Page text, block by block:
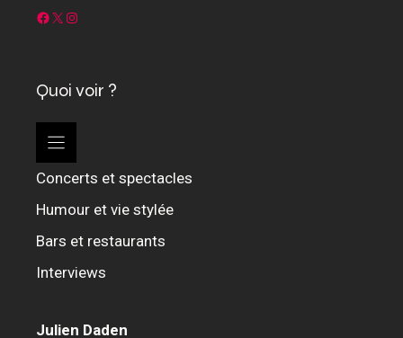
Facebook
X Instagram
Quoi voir ?
Concerts et spectacles
Humour et vie stylée
Bars et restaurants
Interviews
Julien Daden